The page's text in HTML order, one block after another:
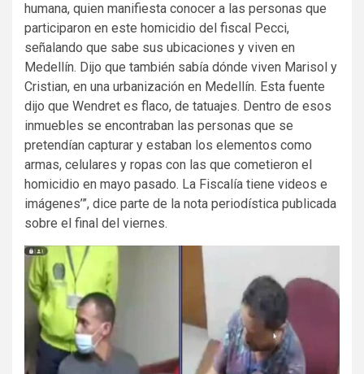
humana, quien manifiesta conocer a las personas que
participaron en este homicidio del fiscal Pecci,
señalando que sabe sus ubicaciones y viven en
Medellín. Dijo que también sabía dónde viven Marisol y
Cristian, en una urbanización en Medellín. Esta fuente
dijo que Wendret es flaco, de tatuajes. Dentro de esos
inmuebles se encontraban las personas que se
pretendían capturar y estaban los elementos como
armas, celulares y ropas con las que cometieron el
homicidio en mayo pasado. La Fiscalía tiene videos e
imágenes’”, dice parte de la nota periodística publicada
sobre el final del viernes.